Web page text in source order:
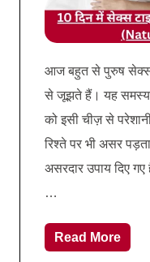
आज बहुत से पुरुष सेक्स
से जूझते हैं। यह
को इसी चीज़ से
रिश्ते पर भी असर
असरदार उपाय दिए
…
Read More